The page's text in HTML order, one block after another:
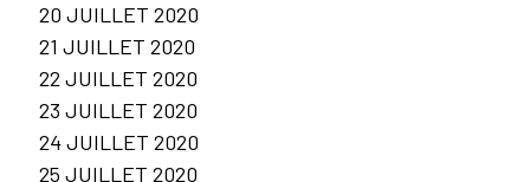
20 JUILLET 2020
21 JUILLET 2020
22 JUILLET 2020
23 JUILLET 2020
24 JUILLET 2020
25 JUILLET 2020